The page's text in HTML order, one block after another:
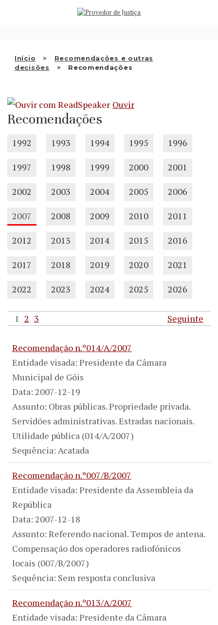
Início
Recomendações e outras
decisões
Recomendações
QUEM SOMOS
RECOMENDAÇÕES E OUTRAS
DECISÕES
APRESENTAR QUEIXA
PT
Ouvir
Recomendações
1992 1993 1994 1995 1996
1997 1998 1999 2000 2001
2002 2003 2004 2005 2006
2007 2008 2009 2010 2011
2012 2013 2014 2015 2016
2017 2018 2019 2020 2021
2022 2023 2024 2025 2026
1 2 3 Seguinte
Recomendação n.º014/A/2007
Entidade visada: Presidente da Câmara
Municipal de Góis
Data: 2007-12-19
Assunto: Obras públicas. Propriedade privada.
Servidões administrativas. Estradas nacionais.
Utilidade pública (014/A/2007)
Sequência: Acatada
Recomendação n.º007/B/2007
Entidade visada: Presidente da Assembleia da
República
Data: 2007-12-18
Assunto: Referendo nacional. Tempos de antena.
Compensação dos operadores radiofónicos
locais (007/B/2007)
Sequência: Sem resposta conclusiva
Recomendação n.º013/A/2007
Entidade visada: Presidente da Câmara